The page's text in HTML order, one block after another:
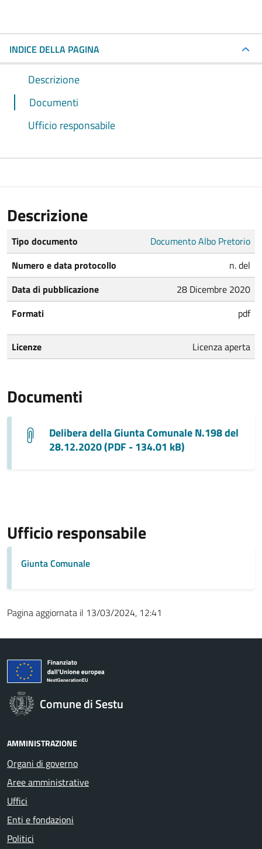
INDICE DELLA PAGINA
Descrizione
Documenti
Ufficio responsabile
Descrizione
Tipo documento
Documento Albo Pretorio
Numero e data protocollo
n. del
Data di pubblicazione
28 Dicembre 2020
Formati
pdf
Licenze Licenza aperta
Documenti
Delibera della Giunta Comunale N.198 del
28.12.2020 (PDF - 134.01 kB)
Ufficio responsabile
Giunta Comunale
Pagina aggiornata il 13/03/2024, 12:41
Comune di Sestu
AMMINISTRAZIONE
Organi di governo
Aree amministrative
Uffici
Enti e fondazioni
Politici